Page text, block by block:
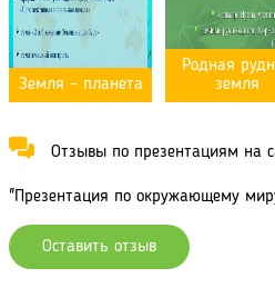
Земля – планета
Родная
земля
Отзывы по презентациям на
"Презентация по окружающему
Оставить отзыв